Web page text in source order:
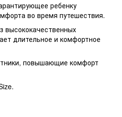
ребенку
во время путешествия.
высококачественных
длительное и комфортное
повышающие комфорт